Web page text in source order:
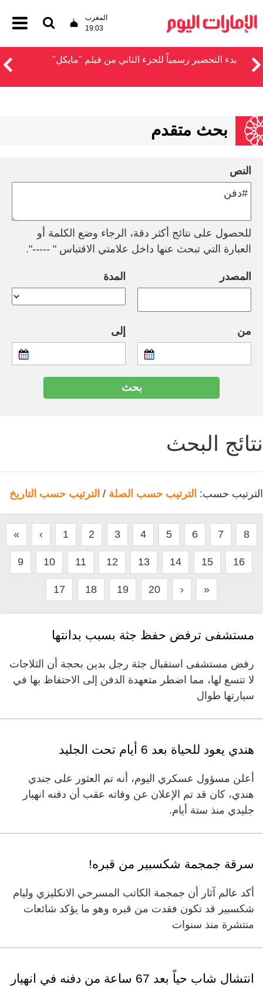
المغرب
19:03
بدء التحضير رسمياً للجزء الثاني من فيلم "مايكل"
بحث متقدم
النص
للحصول على نتائج أكثر دقة، الرجاء وضع الكلمة أو
العبارة التي تبحث عنها داخل علامتي الاقتباس " -----".
المصدر المدة
من إلى
نتائج البحث
الترتيب حسب: الترتيب حسب الصلة / الترتيب حسب التاريخ
« ‹ 1 2 3 4 5 6 7 8
9 10 11 12 13 14 15 16
17 18 19 20 › »
مستشفى ترفض حفظ جثة بسبب بدانتها
رفض مستشفى استقبال جثة رجل بدين بحجة أن الثلاجات
لا تتسع لها، مما اضطر متعهدة الدفن إلى الاحتفاظ بها في
سيارتها طوال
هندي يعود للحياة بعد 6 أيام تحت الجليد
أعلن مسؤول عسكري اليوم، أنه تم العثور على جندي
هندي، كان قد تم الإعلان عن وفاته عقب أن دفنه انهيار
جليدي منذ ستة أيام.
سرقة جمجمة شكسبير من قبره!
أكد عالم آثار أن جمجمة الكاتب المسرحي الانكليزي وليام
شكسبير قد تكون فقدت من قبره وهو ما يؤكد شائعات
منتشرة منذ سنوات
انتشال شاب حياً بعد 67 ساعة من دفنه في انهيار